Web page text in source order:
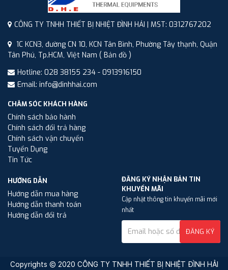
CÔNG TY TNHH THIẾT BỊ NHIỆT ĐÌNH HẢI | MST: 0312767202
1C KCN3, đường CN 10, KCN Tân Bình, Phường Tây thạnh, Quận
Tân Phú, Tp.HCM, Việt Nam ( Bản đồ )
Hotline: 028 38155 234 - 0913916150
Email: info@dinhhai.com
CHĂM SÓC KHÁCH HÀNG
Chính sách bảo hành
Chính sách đổi trả hàng
Chính sách vận chuyển
Tuyển Dụng
Tin Tức
HƯỚNG DẪN
Hướng dẫn mua hàng
Hướng dẫn thanh toán
Hướng dẫn đổi trả
ĐĂNG KÝ NHẬN BẢN TIN
KHUYẾN MÃI
Cập nhật thông tin khuyến mãi mới
nhất
ĐĂNG KÝ
Copyrights © 2020 CÔNG TY TNHH THIẾT BỊ NHIỆT ĐÌNH HẢI